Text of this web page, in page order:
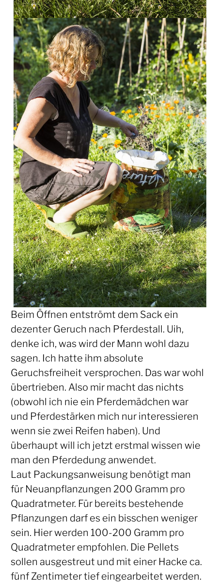
Beim Öffnen entströmt dem Sack ein
dezenter Geruch nach Pferdestall. Uih,
denke ich, was wird der Mann wohl dazu
sagen. Ich hatte ihm absolute
Geruchsfreiheit versprochen. Das war wohl
übertrieben. Also mir macht das nichts
(obwohl ich nie ein Pferdemädchen war
und Pferdestärken mich nur interessieren
wenn sie zwei Reifen haben). Und
überhaupt will ich jetzt erstmal wissen wie
man den Pferdedung anwendet.
Laut Packungsanweisung benötigt man
für Neuanpflanzungen 200 Gramm pro
Quadratmeter. Für bereits bestehende
Pflanzungen darf es ein bisschen weniger
sein. Hier werden 100-200 Gramm pro
Quadratmeter empfohlen. Die Pellets
sollen ausgestreut und mit einer Hacke ca.
fünf Zentimeter tief eingearbeitet werden.